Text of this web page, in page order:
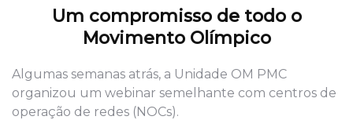
Um compromisso de todo o
Movimento Olímpico
Algumas semanas atrás, a Unidade OM PMC
organizou um webinar semelhante com centros de
operação de redes (NOCs).